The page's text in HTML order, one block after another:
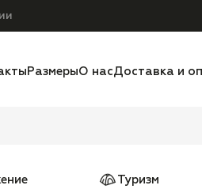
РазмерыО насДоставка и
Туризм